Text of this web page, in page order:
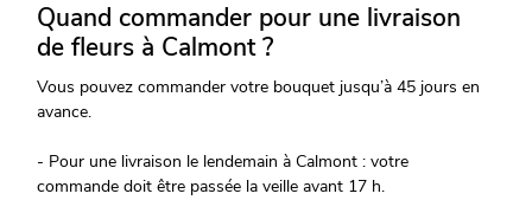
Quand commander pour une livraison
de fleurs à Calmont ?
Vous pouvez commander votre bouquet jusqu’à 45 jours en
avance.
- Pour une livraison le lendemain à Calmont : votre
commande doit être passée la veille avant 17 h.